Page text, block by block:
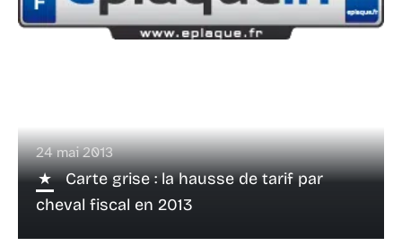
24 mai 2013
Carte grise : la hausse de tarif par
cheval fiscal en 2013